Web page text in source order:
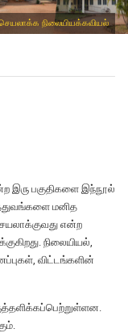
நிலையியக்கவியல்
இரு பகுதிகளை இந்நூல்
மனித
என்ற
நிலையியல்,
விட்டங்களின்